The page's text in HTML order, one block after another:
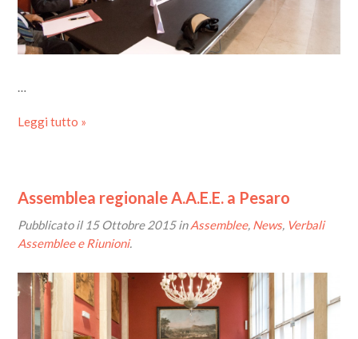
…
Leggi tutto »
Assemblea regionale A.A.E.E. a Pesaro
Pubblicato il 15 Ottobre 2015inAssemblee, News, Verbali
Assemblee e Riunioni.